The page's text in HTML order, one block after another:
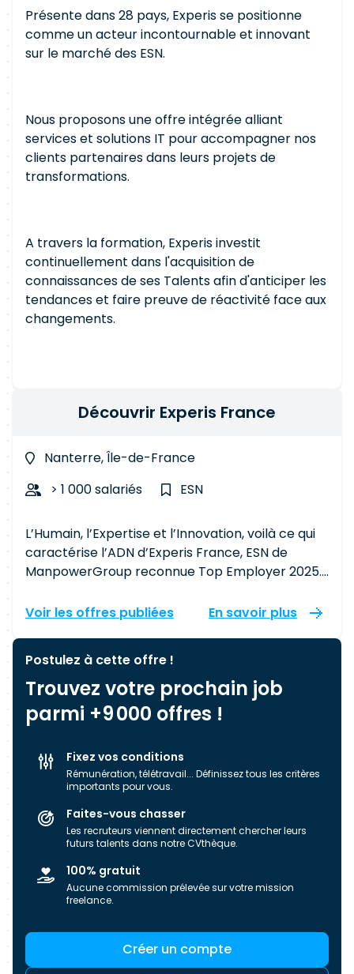
Présente dans 28 pays, Experis se positionne
comme un acteur incontournable et innovant
sur le marché des ESN.
Nous proposons une offre intégrée alliant
services et solutions IT pour accompagner nos
clients partenaires dans leurs projets de
transformations.
A travers la formation, Experis investit
continuellement dans l'acquisition de
connaissances de ses Talents afin d'anticiper les
tendances et faire preuve de réactivité face aux
changements.
Découvrir Experis France
Nanterre, Île-de-France
> 1 000 salariés
ESN
L’Humain, l’Expertise et l’Innovation, voilà ce qui
caractérise l’ADN d’Experis France, ESN de
ManpowerGroup reconnue Top Employer 2025.
comme un acteur incontournable et innovant
accompagner nos clients partenaires dans leurs
projets de transformations. A travers la
formation, Experis investit continuellement dans
l’acquisition de connaissances de ses Talents
réactivité face aux changements. Experis vous
propose d’associer vos compétences
la prochaine étape de votre carrière. Chiffres
clefs France : 3 700 Talents 18 agences
Voir les offres publiées En savoir plus
Postulez à cette offre !
Trouvez votre prochain job
parmi +9 000 offres !
Fixez vos conditions
Rémunération, télétravail... Définissez tous les critères
importants pour vous.
Faites-vous chasser
Les recruteurs viennent directement chercher leurs
futurs talents dans notre CVthèque.
100% gratuit
Aucune commission prélevée sur votre mission
freelance.
Créer un compte